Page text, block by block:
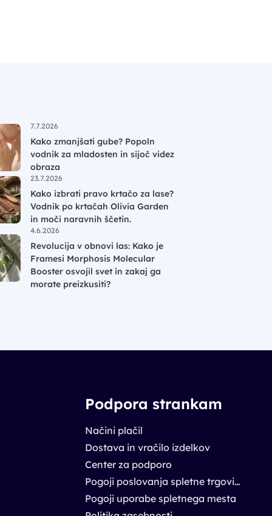
7.7.2026
Kako zmanjšati gube? Popoln
vodnik za mladosten in sijoč videz
obraza
23.7.2026
Kako izbrati pravo krtačo za lase?
Vodnik po krtačah Olivia Garden
in moči naravnih ščetin.
4.6.2026
Revolucija v obnovi las: Kako je
Framesi Morphosis Molecular
Booster osvojil svet in zakaj ga
morate preizkusiti?
Podpora strankam
Načini plačil
Dostava in vračilo izdelkov
Center za podporo
Pogoji poslovanja spletne trgovine
Pogoji uporabe spletnega mesta